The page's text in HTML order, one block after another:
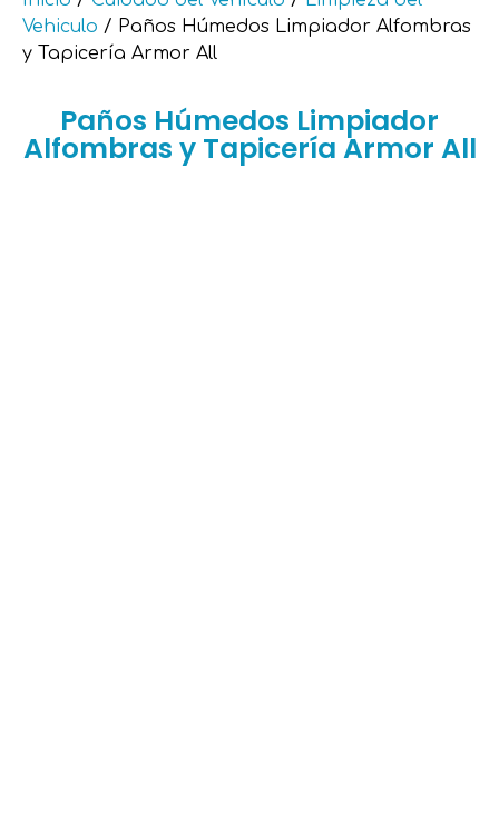
Vehiculo / Paños Húmedos Limpiador Alfombras
y Tapicería Armor All
Paños Húmedos Limpiador
Alfombras y Tapicería Armor All